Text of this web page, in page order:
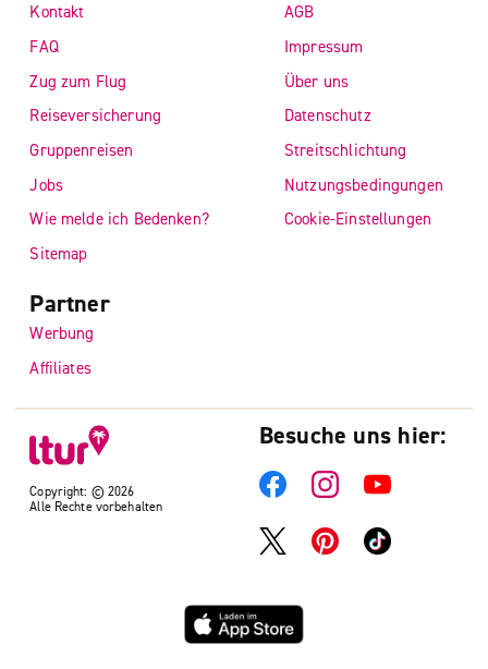
Copyright: © 2026
Alle Rechte vorbehalten
Kontakt
FAQ
Zug zum Flug
Reiseversicherung
Gruppenreisen
Jobs
Wie melde ich Bedenken?
Sitemap
AGB
Impressum
Über uns
Datenschutz
Streitschlichtung
Nutzungsbedingungen
Cookie-Einstellungen
Partner
Werbung
Affiliates
Besuche uns hier: